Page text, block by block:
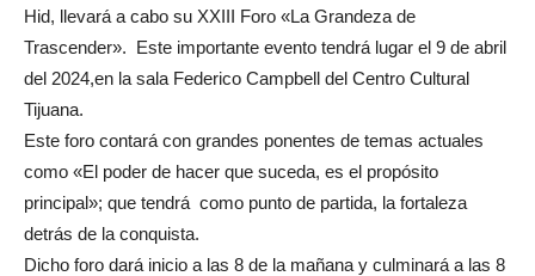
Hid, llevará a cabo su XXIII Foro «La Grandeza de
Trascender». Este importante evento tendrá lugar el 9 de abril
del 2024,en la sala Federico Campbell del Centro Cultural
Tijuana.
Este foro contará con grandes ponentes de temas actuales
como «El poder de hacer que suceda, es el propósito
principal»; que tendrá como punto de partida, la fortaleza
detrás de la conquista.
Dicho foro dará inicio a las 8 de la mañana y culminará a las 8